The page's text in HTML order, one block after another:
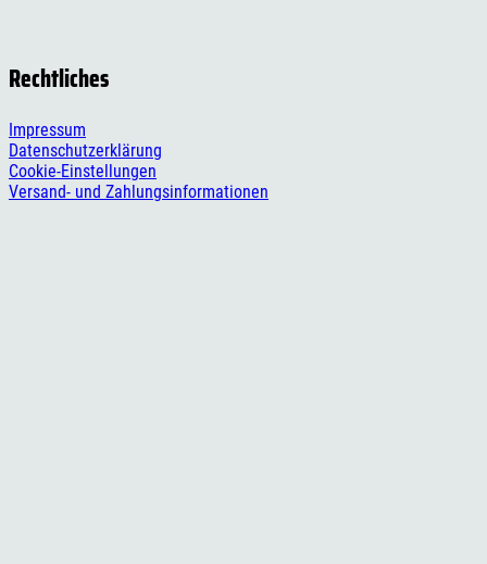
Rechtliches
Impressum
Datenschutzerklärung
Cookie-Einstellungen
Versand- und Zahlungsinformationen